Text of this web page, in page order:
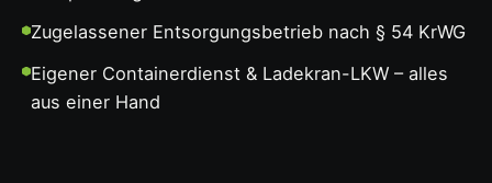
Zugelassener Entsorgungsbetrieb nach § 54 KrWG
Eigener Containerdienst & Ladekran-LKW – alles
aus einer Hand